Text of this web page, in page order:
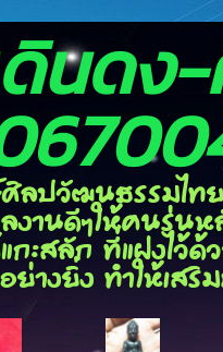
เดิ
นธรรมไทยเกี่
านดีๆให้คนรุ่นห
กะสลัก ที่แฝงไว้
ย่างยิ่ง ทำให้เ